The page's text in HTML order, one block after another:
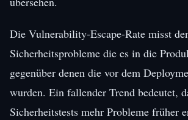
Die Vulnerability-Escape-Rate misst
Sicherheitsprobleme die es in die
gegenüber denen die vor dem
wurden. Ein fallender Trend bedeutet,
Sicherheitstests mehr Probleme früher